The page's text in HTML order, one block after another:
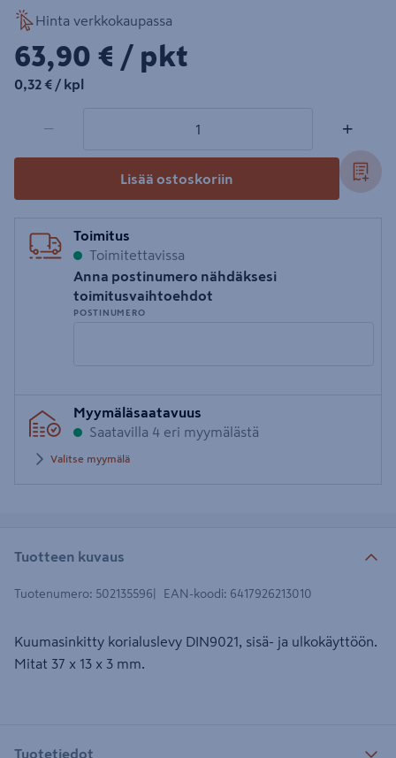
Hinta verkkokaupassa
63,90€/pkt
63,90 € / pkt
0,32€/kpl
0,32 € / kpl
− +
Lisää ostoskoriin
Toimitus
Toimitettavissa
Anna postinumero nähdäksesi
toimitusvaihtoehdot
POSTINUMERO
postinumero
Myymäläsaatavuus
Saatavilla 4 eri myymälästä
Valitse myymälä
Tuotteen kuvaus
Tuotenumero: 502135596 EAN-koodi: 6417926213010
Kuumasinkitty korialuslevy DIN9021, sisä- ja ulkokäyttöön.
Mitat 37 x 13 x 3 mm.
Tuotetiedot